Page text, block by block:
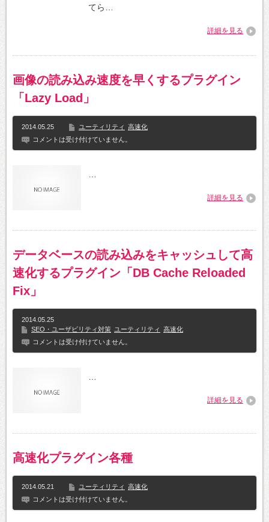
てら…
詳細を見る
画像の読み込み速度を早くするプラグイン
「Lazy Load」
2014.05.25 ユーティリティ 高速化
コメントは受け付けていません。
詳細を見る
データベースの読み込みをキャッシュして高
速化するプラグイン「DB Cache Reloaded
Fix」
2014.05.25
SEO・ユーザビリティ対策 ユーティリティ 高速化
コメントは受け付けていません。
…
詳細を見る
高速化プラグイン各種
2014.05.21 ユーティリティ 高速化
コメントは受け付けていません。